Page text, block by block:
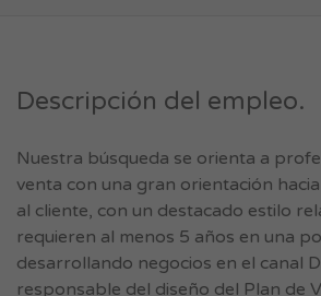
Descripción del empleo.
Nuestra búsqueda se orienta a
venta con una gran orientación
al cliente, con un destacado estilo
requieren al menos 5 años en una
desarrollando negocios en el canal
responsable del diseño del Plan de